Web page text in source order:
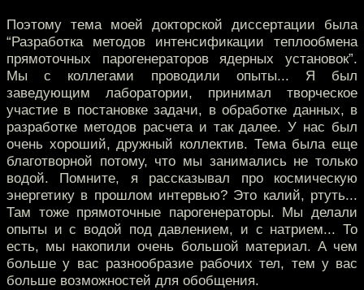
Поэтому тема моей докторской диссертации была
“Разработка методов интенсификации теплообмена
прямоточных парогенераторов ядерных установок”.
Мы с коллегами проводили опыты... Я был
заведующим лаборатории, принимал творческое
участие в постановке задачи, в обработке данных, в
разработке методов расчета и так далее. У нас был
очень хороший, дружный коллектив. Тема была еще
благотворной потому, что мы занимались не только
водой. Помните, я рассказывал про космическую
энергетику в прошлом интервью? Это калий, ртуть...
Там тоже прямоточные парогенераторы. Мы делали
опыты и с водой под давлением, и с натрием... То
есть, мы накопили очень большой материал. А чем
больше у вас разнообразие рабочих тел, тем у вас
больше возможностей для обобщения.